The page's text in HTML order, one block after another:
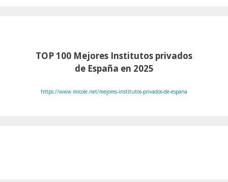
TOP 100 Mejores Institutos privados
de España en 2025
https://www.micole.net/mejores-institutos-privados-de-espana